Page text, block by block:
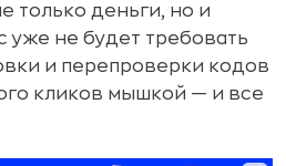
только деньги, но и
уже не будет требовать
и перепроверки кодов
кликов мышкой — и все